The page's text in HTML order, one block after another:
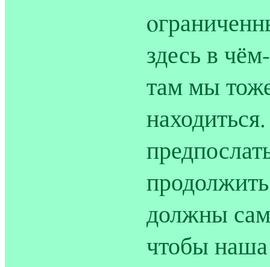
здесь в
там мы
должны
чтобы